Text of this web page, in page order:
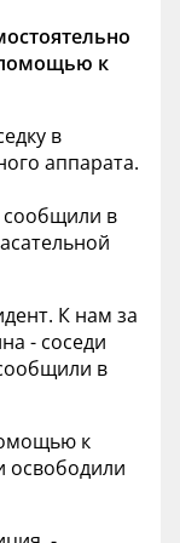
помощью к
в
аппарата.
сообщили в
К нам за
- соседи
в
к
освободили